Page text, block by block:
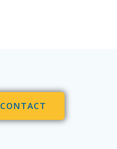
CONTACT